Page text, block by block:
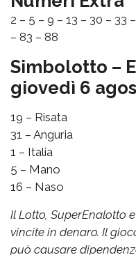
2 – 5 – 9 – 13 – 30 – 33
– 83 – 88
Simbolotto –
giovedì 6
19 – Risata
31 – Anguria
1 – Italia
5 – Mano
16 – Naso
Il Lotto, SuperEnalotto
vincite in denaro. Il
può causare